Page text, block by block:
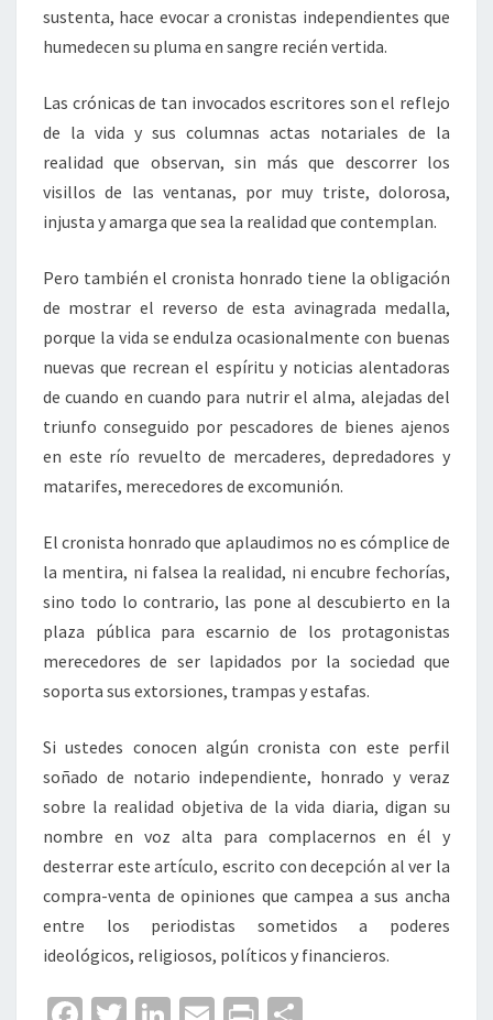
sustenta, hace evocar a cronistas independientes que
humedecen su pluma en sangre recién vertida.
Las crónicas de tan invocados escritores son el reflejo
de la vida y sus columnas actas notariales de la
realidad que observan, sin más que descorrer los
visillos de las ventanas, por muy triste, dolorosa,
injusta y amarga que sea la realidad que contemplan.
Pero también el cronista honrado tiene la obligación
de mostrar el reverso de esta avinagrada medalla,
porque la vida se endulza ocasionalmente con buenas
nuevas que recrean el espíritu y noticias alentadoras
de cuando en cuando para nutrir el alma, alejadas del
triunfo conseguido por pescadores de bienes ajenos
en este río revuelto de mercaderes, depredadores y
matarifes, merecedores de excomunión.
El cronista honrado que aplaudimos no es cómplice de
la mentira, ni falsea la realidad, ni encubre fechorías,
sino todo lo contrario, las pone al descubierto en la
plaza pública para escarnio de los protagonistas
merecedores de ser lapidados por la sociedad que
soporta sus extorsiones, trampas y estafas.
Si ustedes conocen algún cronista con este perfil
soñado de notario independiente, honrado y veraz
sobre la realidad objetiva de la vida diaria, digan su
nombre en voz alta para complacernos en él y
desterrar este artículo, escrito con decepción al ver la
compra-venta de opiniones que campea a sus ancha
entre los periodistas sometidos a poderes
ideológicos, religiosos, políticos y financieros.